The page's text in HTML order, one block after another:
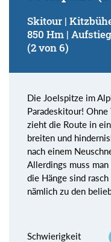
Skitour |
850 Hm |
(2 von 6)
Die Joelspitze im
Paradeskitour! Ohne
zieht die Route in
breiten und
nach einem
Allerdings muss
die Hänge sind
nämlich zu den
Schwierigkeit